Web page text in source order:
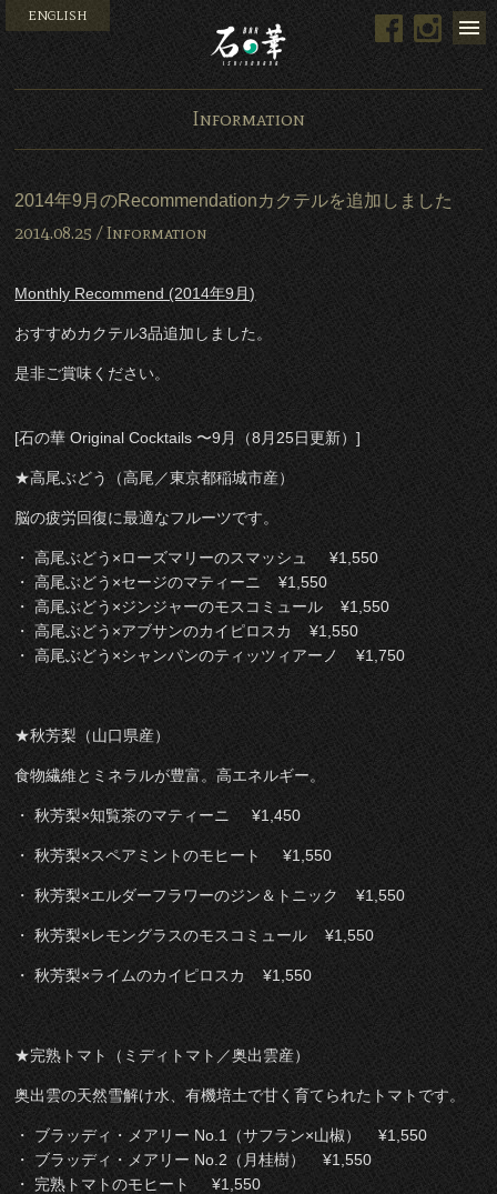
Bar 石の華 -BAR
ENGLISH Facebook
Information
2014年9月のRecommendationカクテルを追加しました
2014.08.25 /Information
Monthly Recommend (2014年9月)
おすすめカクテル3品追加しました。
是非ご賞味ください。
[石の華 Original Cocktails 〜9月（8月25日更新）]
★高尾ぶどう（高尾／東京都稲城市産）
脳の疲労回復に最適なフルーツです。
・ 高尾ぶどう×ローズマリーのスマッシュ ¥1,550
・ 高尾ぶどう×セージのマティーニ ¥1,550
・ 高尾ぶどう×ジンジャーのモスコミュール ¥1,550
・ 高尾ぶどう×アブサンのカイピロスカ ¥1,550
・ 高尾ぶどう×シャンパンのティッツィアーノ ¥1,750
★秋芳梨（山口県産）
食物繊維とミネラルが豊富。高エネルギー。
・ 秋芳梨×知覧茶のマティーニ ¥1,450
・ 秋芳梨×スペアミントのモヒート ¥1,550
・ 秋芳梨×エルダーフラワーのジン＆トニック ¥1,550
・ 秋芳梨×レモングラスのモスコミュール ¥1,550
・ 秋芳梨×ライムのカイピロスカ ¥1,550
★完熟トマト（ミディトマト／奥出雲産）
奥出雲の天然雪解け水、有機培土で甘く育てられたトマトです。
・ ブラッディ・メアリー No.1（サフラン×山椒） ¥1,550
・ ブラッディ・メアリー No.2（月桂樹） ¥1,550
・ 完熟トマトのモヒート ¥1,550